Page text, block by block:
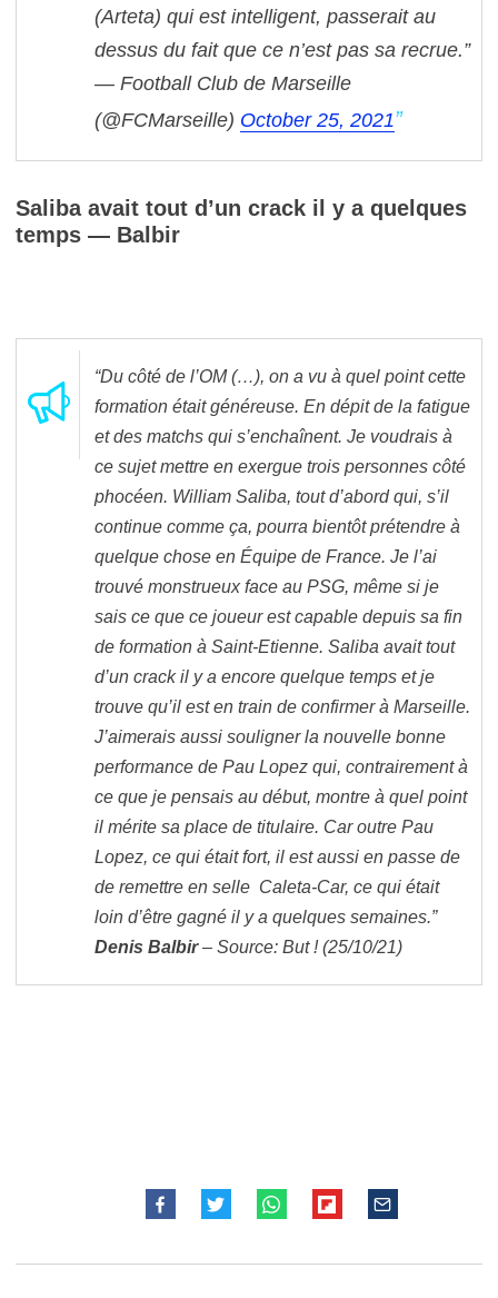
(Arteta) qui est intelligent, passerait au
dessus du fait que ce n’est pas sa recrue.”
— Football Club de Marseille
(@FCMarseille) October 25, 2021
Saliba avait tout d’un crack il y a quelques
temps — Balbir
“Du côté de l’OM (…), on a vu à quel point cette
formation était généreuse. En dépit de la fatigue
et des matchs qui s’enchaînent. Je voudrais à
ce sujet mettre en exergue trois personnes côté
phocéen. William Saliba, tout d’abord qui, s’il
continue comme ça, pourra bientôt prétendre à
quelque chose en Équipe de France. Je l’ai
trouvé monstrueux face au PSG, même si je
sais ce que ce joueur est capable depuis sa fin
de formation à Saint-Etienne. Saliba avait tout
d’un crack il y a encore quelque temps et je
trouve qu’il est en train de confirmer à Marseille.
J’aimerais aussi souligner la nouvelle bonne
performance de Pau Lopez qui, contrairement à
ce que je pensais au début, montre à quel point
il mérite sa place de titulaire. Car outre Pau
Lopez, ce qui était fort, il est aussi en passe de
de remettre en selle Caleta-Car, ce qui était
loin d’être gagné il y a quelques semaines.”
Denis Balbir– Source: But ! (25/10/21)